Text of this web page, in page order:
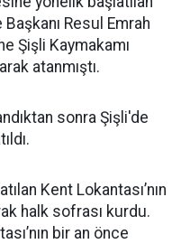
Resul Emrah
Şişli Kaymakamı
atanmıştı.
sonra Şişli'de
Kent Lokantası’nın
halk sofrası kurdu.
bir an önce